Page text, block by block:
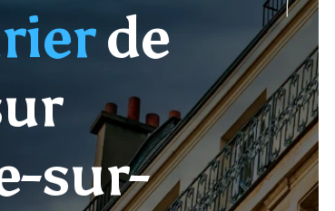
de
sur-